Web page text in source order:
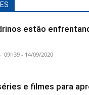
estão
- 09h39 - 14/09/2020
e filmes para